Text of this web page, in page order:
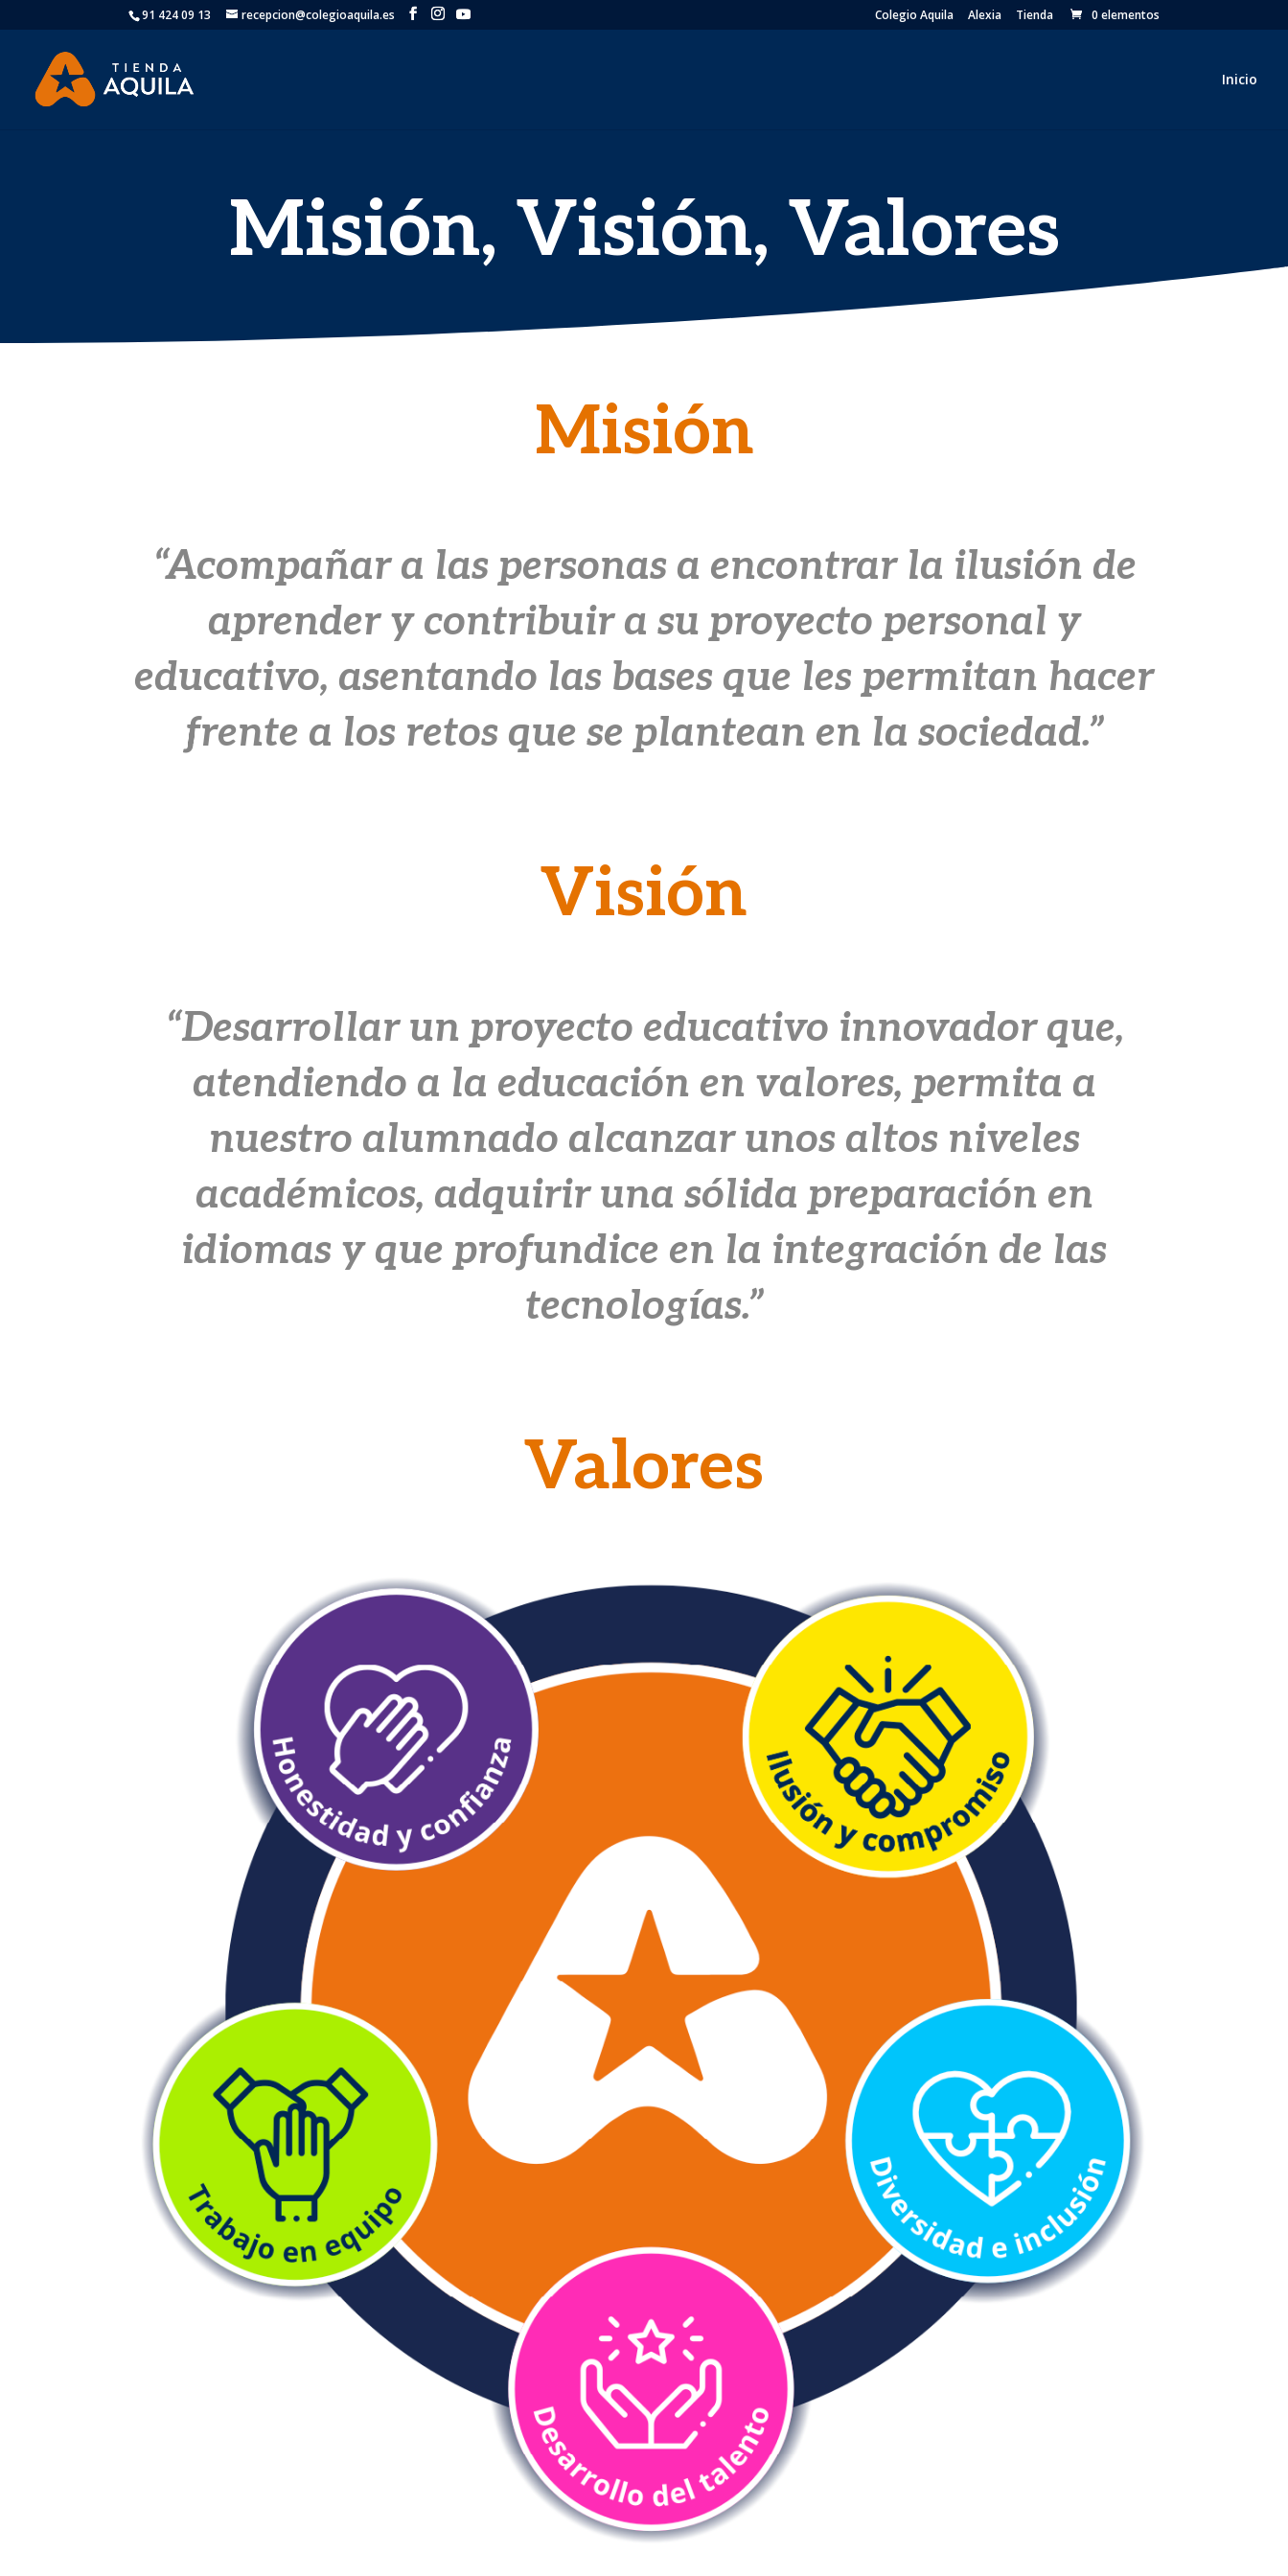
91 424 09 13 recepcion@colegioaquila.es Colegio Aquila Alexia Tienda 0 elementos
Inicio
Misión, Visión, Valores
Misión
“Acompañar a las personas a encontrar la ilusión de
aprender y contribuir a su proyecto personal y
educativo, asentando las bases que les permitan hacer
frente a los retos que se plantean en la sociedad.”
Visión
“Desarrollar un proyecto educativo innovador que,
atendiendo a la educación en valores, permita a
nuestro alumnado alcanzar unos altos niveles
académicos, adquirir una sólida preparación en
idiomas y que profundice en la integración de las
tecnologías.”
Valores